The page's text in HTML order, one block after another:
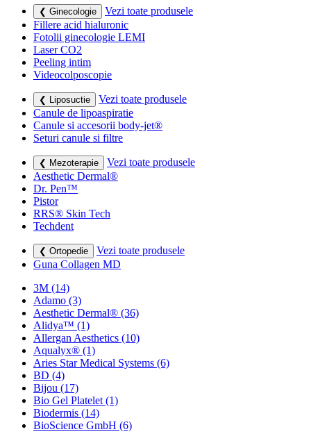
❮ Ginecologie
Vezi toate produsele
Fillere acid hialuronic
Fotolii ginecologie LEMI
Laser CO2
Peeling intim
Videocolposcopie
❮ Liposuctie
Vezi toate produsele
Canule de lipoaspiratie
Canule si accesorii body-jet®
Seturi canule si filtre
❮ Mezoterapie
Vezi toate produsele
Aesthetic Dermal®
Dr. Pen™
Pistor
RRS® Skin Tech
Techdent
❮ Ortopedie
Vezi toate produsele
Guna Collagen MD
3M (14)
Adamo (3)
Aesthetic Dermal® (36)
Alidya™ (1)
Allergan Aesthetics (10)
Aqualyx® (1)
Aries Star Medical Systems (6)
BD (4)
Bijou (17)
Bio Gel Platelet (1)
Biodermis (14)
BioScience GmbH (6)